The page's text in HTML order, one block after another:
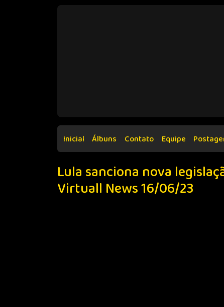
Inicial Álbuns Contato Equipe
Lula sanciona nova
Virtuall News 16/06/23